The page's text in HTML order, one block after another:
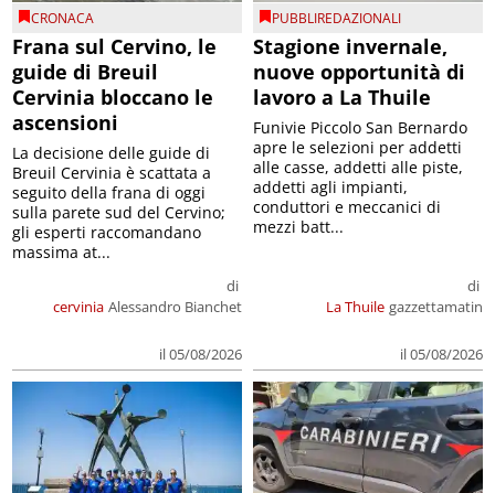
CRONACA
Frana sul Cervino, le
guide di Breuil
Cervinia bloccano le
ascensioni
cervinia
di
Alessandro Bianchet
il 05/08/2026
La decisione delle guide di
Breuil Cervinia è scattata a
seguito della frana di oggi
sulla parete sud del Cervino;
gli esperti raccomandano
massima at...
PUBBLIREDAZIONALI
Stagione invernale,
nuove opportunità di
lavoro a La Thuile
La Thuile
di
gazzettamatin
il 05/08/2026
Funivie Piccolo San Bernardo
apre le selezioni per addetti
alle casse, addetti alle piste,
addetti agli impianti,
conduttori e meccanici di
mezzi batt...